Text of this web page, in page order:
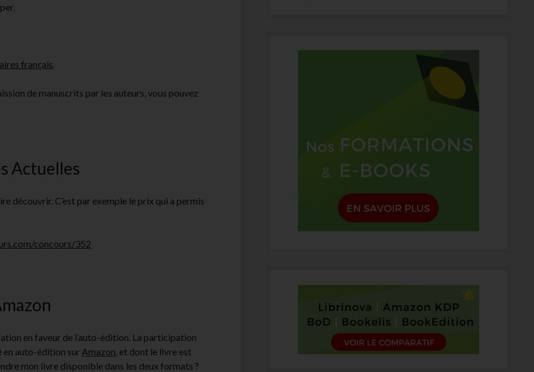
français.
de manuscrits par les auteurs, vous pouvez
Actuelles
découvrir. C’est par exemple le prix qui a permis
concours/352
en faveur de l’auto-édition. La participation
en auto-édition sur Amazon, et dont le livre est
mon livre disponible dans les deux formats ?